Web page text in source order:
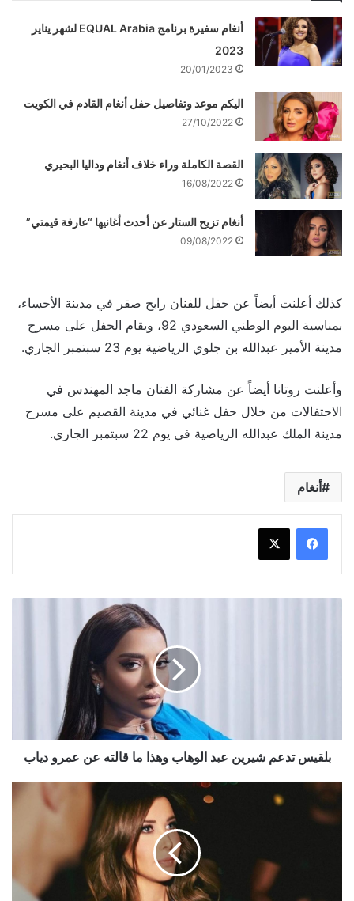
أنغام سفيرة برنامج EQUAL Arabia لشهر يناير
2023
20/01/2023
اليكم موعد وتفاصيل حفل أنغام القادم في الكويت
27/10/2022
القصة الكاملة وراء خلاف أنغام وداليا البحيري
16/08/2022
أنغام تزيح الستار عن أحدث أغانيها “عارفة قيمتي”
09/08/2022
كذلك أعلنت أيضاً عن حفل للفنان رابح صقر في مدينة الأحساء،
بمناسية اليوم الوطني السعودي 92، ويقام الحفل على مسرح
مدينة الأمير عبدالله بن جلوي الرياضية يوم 23 سبتمبر الجاري.
وأعلنت روتانا أيضاً عن مشاركة الفنان ماجد المهندس في
الاحتفالات من خلال حفل غنائي في مدينة القصيم على مسرح
مدينة الملك عبدالله الرياضية في يوم 22 سبتمبر الجاري.
أنغام
عن
عمرو
بلقيس تدعم شيرين عبد الوهاب وهذا ما قالته عن عمرو دياب
ملخص
نانسي